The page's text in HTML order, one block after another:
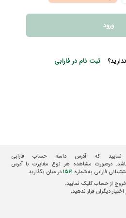
ورود
ثبت نام در فارابی
نمایید که آدرس دامنه حساب فارابی
درصورت مشاهده هر نوع مغایرت با آدرس
فارابی به شماره ۱۵۶۱در میان بگذارید.
از حساب کلیک نمایید.
دیگران قرار ندهید.